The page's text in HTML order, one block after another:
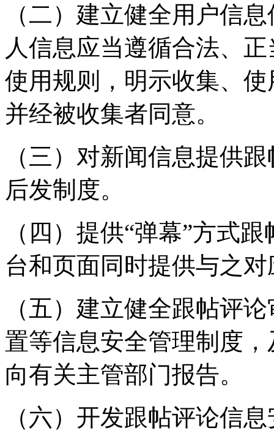
（二）建立健全用户信
人信息应当遵循合法、
使用规则，明示收集、
并经被收集者同意。
（三）对新闻信息提供
后发制度。
（四）提供“弹幕”方式
台和页面同时提供与之
（五）建立健全跟帖评
置等信息安全管理制度
向有关主管部门报告。
（六）开发跟帖评论信